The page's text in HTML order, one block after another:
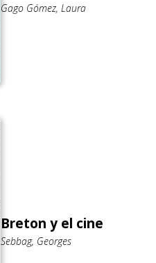
Gago Gómez, Laura
Breton y el cine
Sebbag, Georges